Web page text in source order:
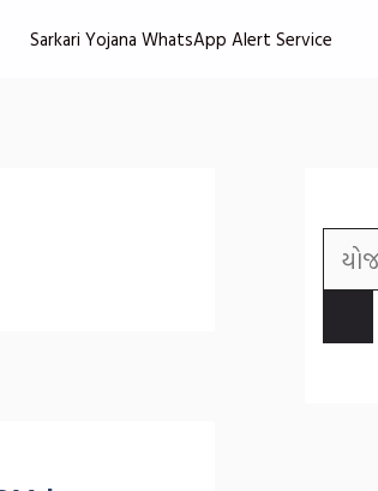
Sarkari Yojana WhatsApp Alert Service